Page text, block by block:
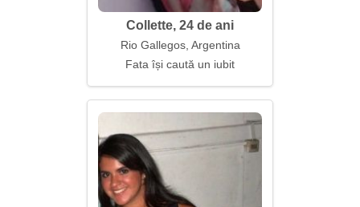
Collette, 24 de ani
Rio Gallegos, Argentina
Fata își caută un iubit